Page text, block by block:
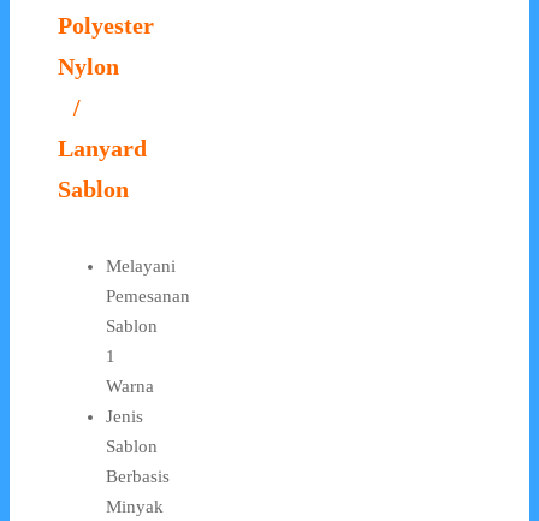
Polyester
Nylon
/
Lanyard
Sablon
Melayani
Pemesanan
Sablon
1
Warna
Jenis
Sablon
Berbasis
Minyak